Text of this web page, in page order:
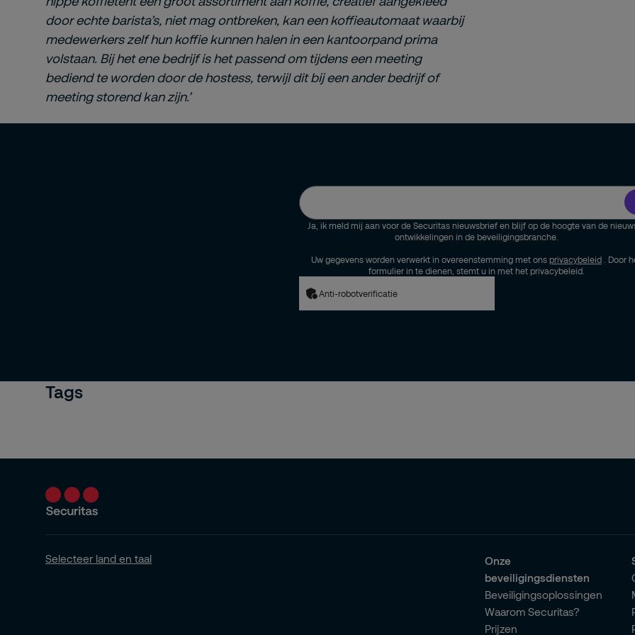
door echte barista’s, niet mag ontbreken, kan een koffieautomaat waarbij
medewerkers zelf hun koffie kunnen halen in een kantoorpand prima
volstaan. Bij het ene bedrijf is het passend om tijdens een meeting
bediend te worden door de hostess, terwijl dit bij een ander bedrijf of
meeting storend kan zijn.’
Ja, ik meld mij aan voor de Securitas nieuwsbrief en blijf op de hoogte van de
ontwikkelingen in de beveiligingsbranche.
Uw gegevens worden verwerkt in overeenstemming met ons privacybeleid
. Door
formulier in te dienen, stemt u in met het privacybeleid.
Anti-robotverificatie
Tags
Selecteer land en taal
Onze
beveiligingsdiensten
Beveiligingsoplossingen
Waarom Securitas?
Prijzen